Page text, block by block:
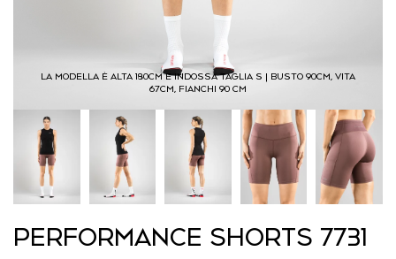
LA MODELLA È ALTA 180CM E INDOSSA TAGLIA S | BUSTO 90CM, VITA
67CM, FIANCHI 90 CM
PERFORMANCE SHORTS 7731